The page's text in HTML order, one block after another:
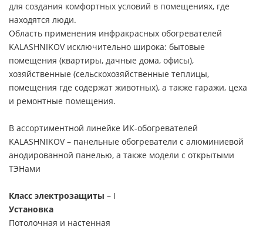
для создания комфортных условий в помещениях, где
находятся люди.
Область применения инфракрасных обогревателей
KALASHNIKOV исключительно широка: бытовые
помещения (квартиры, дачные дома, офисы),
хозяйственные (сельскохозяйственные теплицы,
помещения где содержат животных), а также гаражи, цеха
и ремонтные помещения.
В ассортиментной линейке ИК-обогревателей
KALASHNIKOV – панельные обогреватели с алюминиевой
анодированной панелью, а также модели с открытыми
ТЭНами
Класс электрозащиты – I
Установка
Потолочная и настенная